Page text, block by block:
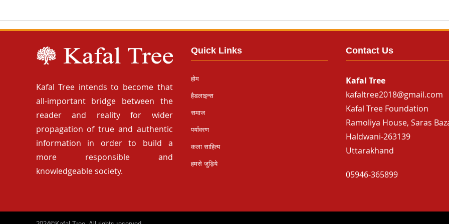
Kafal Tree intends to become that
all-important bridge between the
reader and reality for wider
propagation of true and authentic
information in order to build a
more responsible and
knowledgeable society.
Quick Links
होम
हैडलाइन्स
समाज
पर्यावरण
कला साहित्य
हमसे जुड़िये
Contact Us
Kafal Tree
kafaltree2018@gmail.com
Kafal Tree Foundation
Ramoliya House, Saras
Haldwani-263139
Uttarakhand
05946-365899